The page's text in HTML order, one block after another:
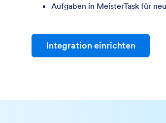
Aufgaben in MeisterTask für
Integration einrichten